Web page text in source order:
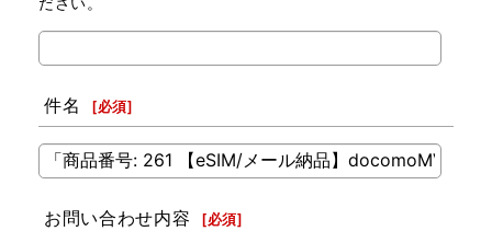
件名 [必須]
お問い合わせ内容 [必須]